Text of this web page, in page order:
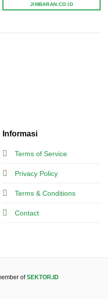
Informasi
Terms of Service
Privacy Policy
Terms & Conditions
Contact
JIMBARAN.CO.ID
ofSEKTOR.ID